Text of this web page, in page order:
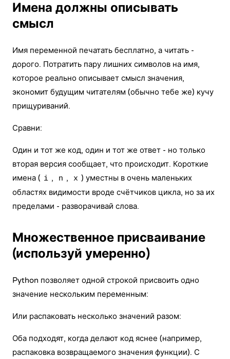
Имена должны описывать
смысл
Имя переменной печатать бесплатно, а читать -
дорого. Потратить пару лишних символов на имя,
которое реально описывает смысл значения,
экономит будущим читателям (обычно тебе же) кучу
прищуриваний.
Сравни:
Один и тот же код, один и тот же ответ - но только
вторая версия сообщает, что происходит. Короткие
имена ( i , n , x ) уместны в очень маленьких
областях видимости вроде счётчиков цикла, но за их
пределами - разворачивай слова.
Множественное присваивание
(используй умеренно)
Python позволяет одной строкой присвоить одно
значение нескольким переменным:
Или распаковать несколько значений разом:
Оба подходят, когда делают код яснее (например,
распаковка возвращаемого значения функции). С